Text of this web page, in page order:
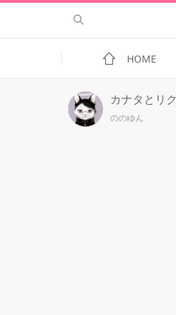
HOME
カナタとリク
ののゆん